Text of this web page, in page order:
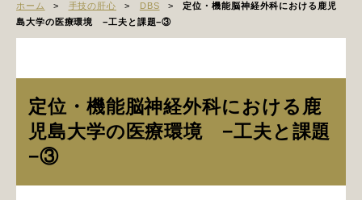
ホーム 手技の肝心 DBS
定位・機能脳神経外科における鹿児
島大学の医療環境 −工夫と課題−③
定位・機能脳神経外科における鹿
児島大学の医療環境 −工夫と課題
−③